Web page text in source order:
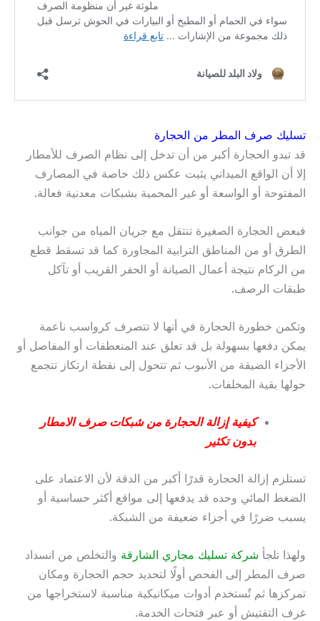
تسليك صرف المطر من الحجارة
قد تبدو الحجارة أكبر من أن تدخل إلى نظام الصرف للأمطار
إلا أن الواقع الميداني يثبت عكس ذلك خاصة في المصارف
المفتوحة أو الواسعة أو غير المحمية بشبكات معدنية فعالة.
فبعض الحجارة الصغيرة تنتقل مع جريان المياه من جوانب
الطرق أو من المناطق الترابية المجاورة كما قد تسقط قطع
من الركام نتيجة أعمال الصيانة أو الحفر القريب أو تآكل
طبقات الرصف.
وتكمن خطورة الحجارة في أنها لا تتصرف كرواسب ناعمة
يمكن دفعها بسهولة بل قد تعلق عند المنعطفات أو المفاصل أو
الأجزاء الضيقة من الأنبوب ثم تتحول إلى نقطة ارتكاز تتجمع
حولها بقية المخلفات.
كيفية إزالة الحجارة من شبكات صرف الامطار
بدون تكثير
تستلزم إزالة الحجارة قدرًا أكبر من الدقة لأن الاعتماد على
الضغط المائي وحده قد يدفعها إلى مواقع أكثر حساسية أو
يسبب ضررًا في أجزاء ضعيفة من الشبكة.
ولهذا تلجأ شركة تسليك مجاري الشارقة والتخلص من انسداد
صرف المطر إلى الفحص أولًا لتحديد حجم الحجارة ومكان
تمركزها ثم تُستخدم أدوات ميكانيكية مناسبة لاستخراجها من
غرف التفتيش أو عبر فتحات الخدمة.